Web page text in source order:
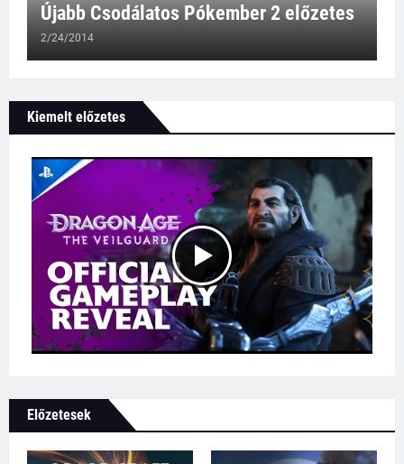
Újabb Csodálatos Pókember 2 előzetes
2/24/2014
Kiemelt előzetes
Előzetesek